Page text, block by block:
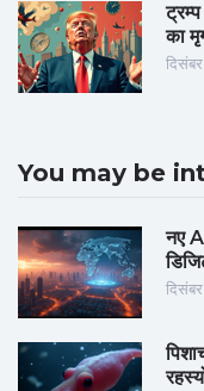
का
You may be
नए